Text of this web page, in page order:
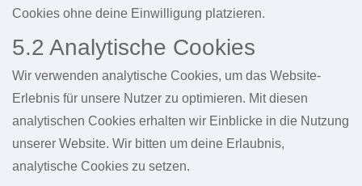
Cookies ohne deine Einwilligung platzieren.
5.2 Analytische Cookies
Wir verwenden analytische Cookies, um das Website-
Erlebnis für unsere Nutzer zu optimieren. Mit diesen
analytischen Cookies erhalten wir Einblicke in die Nutzung
unserer Website. Wir bitten um deine Erlaubnis,
analytische Cookies zu setzen.